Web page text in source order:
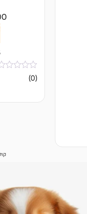
אין
ביקורות
(0)